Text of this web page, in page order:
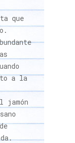
que
a la
jamón